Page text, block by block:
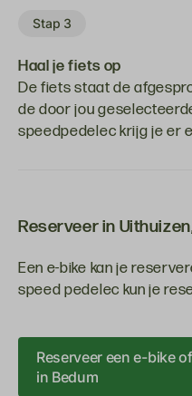
Stap 3
Haal je fiets op
De fiets staat de
de door jou
speedpedelec krijg je er
Reserveer in
Een e-bike kan je
speed pedelec kun je
Reserveer een e-bike
in Bedum